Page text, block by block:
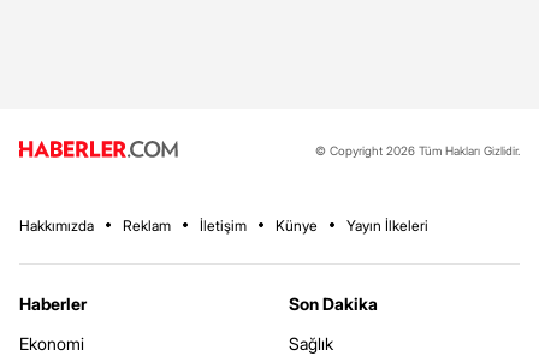
© Copyright 2026 Tüm Hakları Gizlidir.
Hakkımızda Reklam İletişim Künye Yayın İlkeleri
Haberler
Ekonomi
Son Dakika
Sağlık